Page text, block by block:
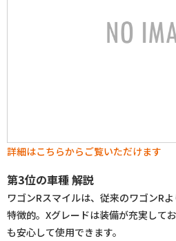
詳細はこちらからご覧いただけます
第3位の車種 解説
ワゴンRスマイルは、従来のワゴンR
特徴的。Xグレードは装備が充実して
も安心して使用できます。